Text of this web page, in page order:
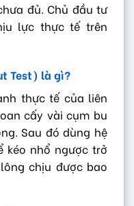
đủ. Chủ đầu tư
lực thực tế trên
Test) là gì?
thực tế của liên
cấy vài cụm bu
Sau đó dùng hệ
kéo nhổ ngược trở
chịu được bao